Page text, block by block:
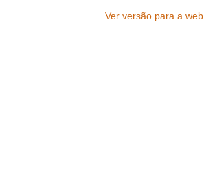
Ver versão para a web